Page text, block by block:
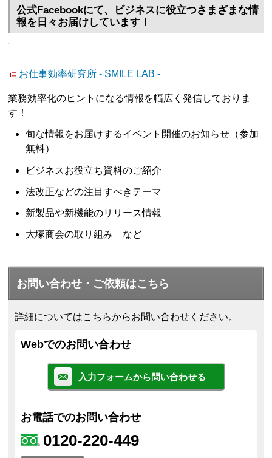
公式Facebookにて、ビジネスに役立つさまざまな情
報を日々お届けしています！
お仕事効率研究所 - SMILE LAB -
業務効率化のヒントになる情報を幅広く発信しておりま
す！
旬な情報をお届けするイベント開催のお知らせ（参加
無料）
ビジネスお役立ち資料のご紹介
法改正などの注目すべきテーマ
新製品や新機能のリリース情報
大塚商会の取り組み など
お問い合わせ・ご依頼はこちら
詳細についてはこちらからお問い合わせください。
Webでのお問い合わせ
入力フォームから問い合わせる
お電話でのお問い合わせ
0120-220-449